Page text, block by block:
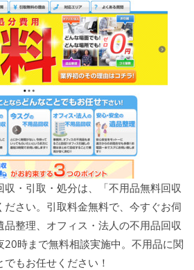
・引取・処分は、「不用品無料回収
ださい。引取料金無料で、今すぐお伺
品整理、オフィス・法人の不用品回収
20時まで無料相談実施中。不用品に関
もお任せください！